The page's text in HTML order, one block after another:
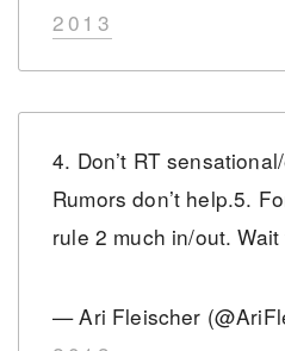
2013
4. Don’t RT
Rumors don’t help.5.
rule 2 much in/out.
— Ari Fleischer